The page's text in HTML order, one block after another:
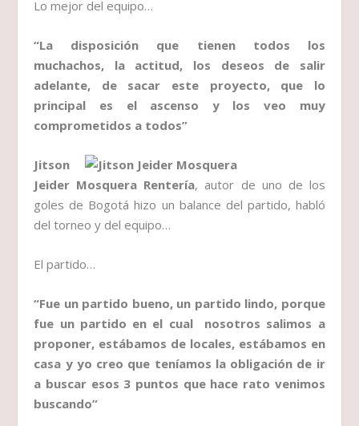
Lo mejor del equipo…
“La disposición que tienen todos los
muchachos, la actitud, los deseos de salir
adelante, de sacar este proyecto, que lo
principal es el ascenso y los veo muy
comprometidos a todos”
Jitson
Jeider Mosquera Rentería, autor de uno de los
goles de Bogotá hizo un balance del partido, habló
del torneo y del equipo…
El partido…
“Fue un partido bueno, un partido lindo, porque
fue un partido en el cual nosotros salimos a
proponer, estábamos de locales, estábamos en
casa y yo creo que teníamos la obligación de ir
a buscar esos 3 puntos que hace rato venimos
buscando”